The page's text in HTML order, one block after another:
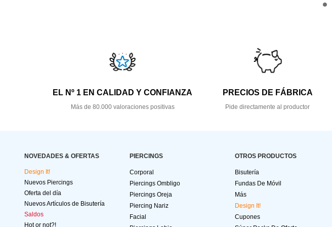
EL Nº 1 EN CALIDAD Y CONFIANZA
Más de 80.000 valoraciones positivas
PRECIOS DE FÁBRICA
Pide directamente al productor
NOVEDADES & OFERTAS
Design It!
Nuevos Piercings
Oferta del día
Nuevos Artículos de Bisutería
Saldos
Hot or not?!
PIERCINGS
Corporal
Piercings Ombligo
Piercings Oreja
Piercing Nariz
Facial
OTROS PRODUCTOS
Bisutería
Fundas De Móvil
Más
Design It!
Cupones